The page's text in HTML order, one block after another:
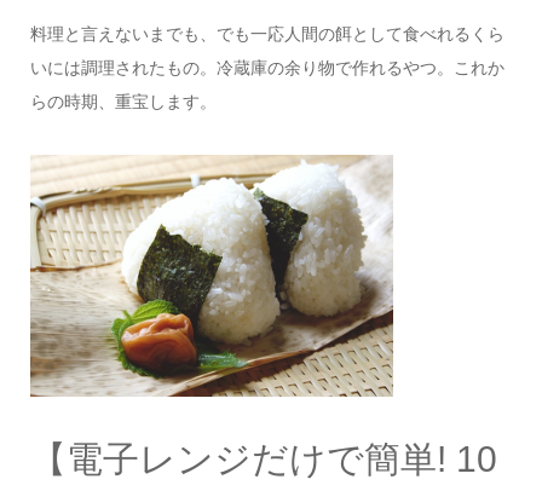
料理と言えないまでも、でも一応人間の餌として食べれるくら
いには調理されたもの。冷蔵庫の余り物で作れるやつ。これか
らの時期、重宝します。
【電子レンジだけで簡単! 10